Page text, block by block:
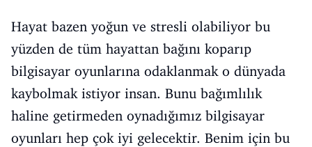
Hayat bazen yoğun ve stresli olabiliyor bu
yüzden de tüm hayattan bağını koparıp
bilgisayar oyunlarına odaklanmak o dünyada
kaybolmak istiyor insan. Bunu bağımlılık
haline getirmeden oynadığımız bilgisayar
oyunları hep çok iyi gelecektir. Benim için bu